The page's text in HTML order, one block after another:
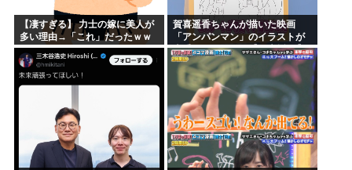
【凄すぎる】 力士の嫁に美人が
多い理由→「これ」だったｗｗ
ｗｗｗｗｗ
賀喜遥香ちゃんが描いた映画
「アンパンマン」のイラストが
上手すぎる！！！【乃木坂46】